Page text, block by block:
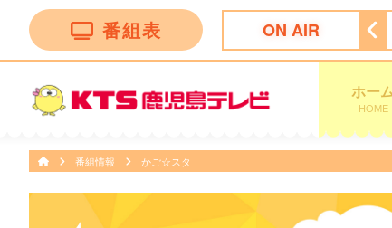
番組表 ON AIR
ｙｓ 11:47 ぽかぽか テレビショッピング
ホー
HOME
番組情報 かご☆スタ